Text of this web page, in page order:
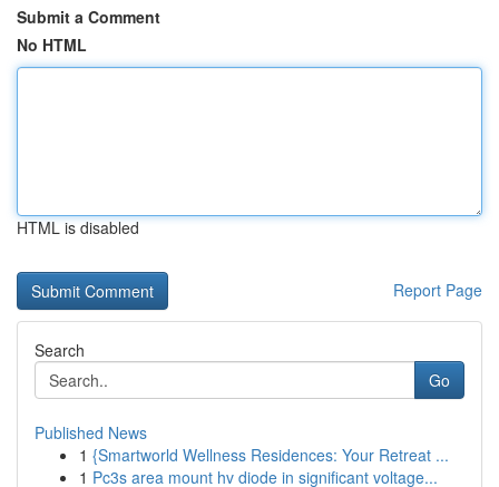
Submit a Comment
No HTML
HTML is disabled
Report Page
Search
Go
Published News
1 {Smartworld Wellness Residences: Your Retreat ...
1 Pc3s area mount hv diode in significant voltage...